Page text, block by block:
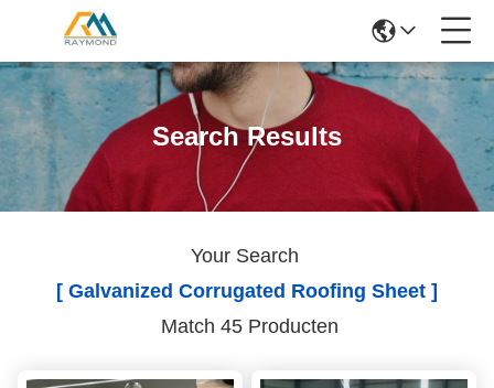
Search Results
Your Search
[ Galvanized Corrugated Roofing Sheet ]
Match 45 Producten